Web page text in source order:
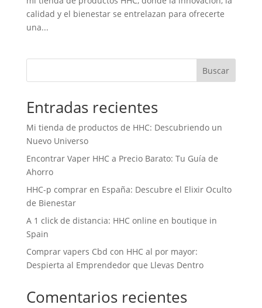
calidad y el bienestar se entrelazan para ofrecerte
una...
Buscar
Entradas recientes
Mi tienda de productos de HHC: Descubriendo un
Nuevo Universo
Encontrar Vaper HHC a Precio Barato: Tu Guía de
Ahorro
HHC-p comprar en España: Descubre el Elixir Oculto
de Bienestar
A 1 click de distancia: HHC online en boutique in
Spain
Comprar vapers Cbd con HHC al por mayor:
Despierta al Emprendedor que Llevas Dentro
Comentarios recientes